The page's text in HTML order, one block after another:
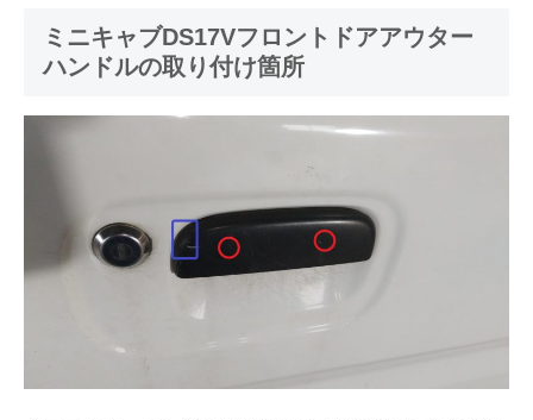
ミニキャブDS17Vフロントドアアウター
ハンドルの取り付け箇所